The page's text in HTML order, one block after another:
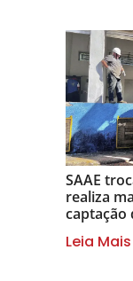
SAAE
realiza
captação
Leia Mais